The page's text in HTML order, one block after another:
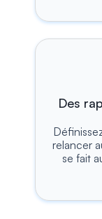
Des
relancer
se fait